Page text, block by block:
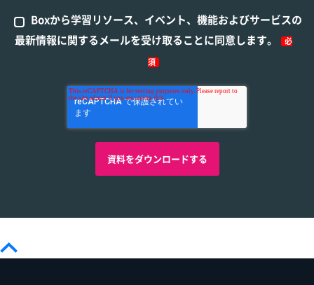
Boxから学習リソース、イベント、機能およびサービスの
最新情報に関するメールを受け取ることに同意します。
必
須